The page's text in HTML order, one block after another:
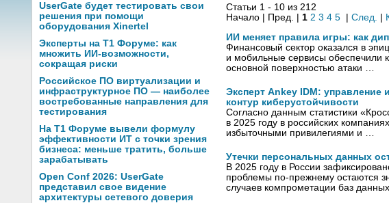
UserGate будет тестировать свои
решения при помощи
оборудования Xinertel
Эксперты на Т1 Форуме: как
множить ИИ-возможности,
сокращая риски
Российское ПО виртуализации и
инфраструктурное ПО — наиболее
востребованные направления для
тестирования
На Т1 Форуме вывели формулу
эффективности ИТ с точки зрения
бизнеса: меньше тратить, больше
зарабатывать
Open Conf 2026: UserGate
представил свое видение
архитектуры сетевого доверия
Статьи 1 - 10 из 212
Начало | Пред. | 1 2 3 4 5 След.
ИИ меняет правила игры: как
Финансовый сектор оказался в
и мобильные сервисы обеспечили
основной поверхностью атаки …
Эксперт Ankey IDM:
контур киберустойчивости
Согласно данным статистики
в 2025 году в российских
избыточными привилегиями и …
Утечки персональных данных
В 2025 году в России
проблемы по-прежнему остаются
случаев компрометации баз